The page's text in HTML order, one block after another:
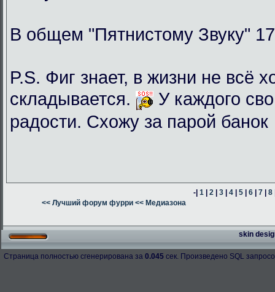
В общем "Пятнистому Звуку"
P.S. Фиг знает, в жизни не всё
складывается.
У каждого
радости. Схожу за парой банок
-|1 |2 |3 |4 |5 |6 |7 |8
<< Лучший форум фурри << Медиазона
skin
Страница полностью сгенерирована за 0.045 сек. Произведено SQL